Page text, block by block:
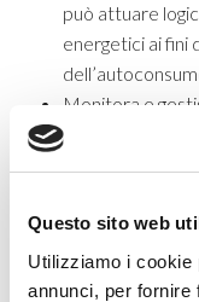
Questo sito web
Utilizziamo i cookie
annunci, per fornire
può attuare
energetici ai fini
Monitora e
componenti
stessa nel caso
pieno e un
l’energia.